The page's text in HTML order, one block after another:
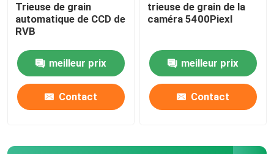
Trieuse de grain
automatique de CCD de
RVB
meilleur prix
Contact
trieuse de grain de la
caméra 5400Piexl
meilleur prix
Contact